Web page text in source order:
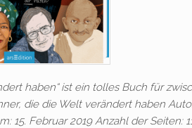
haben“ ist ein tolles Buch für
die die Welt verändert haben
15. Februar 2019 Anzahl der Seiten: